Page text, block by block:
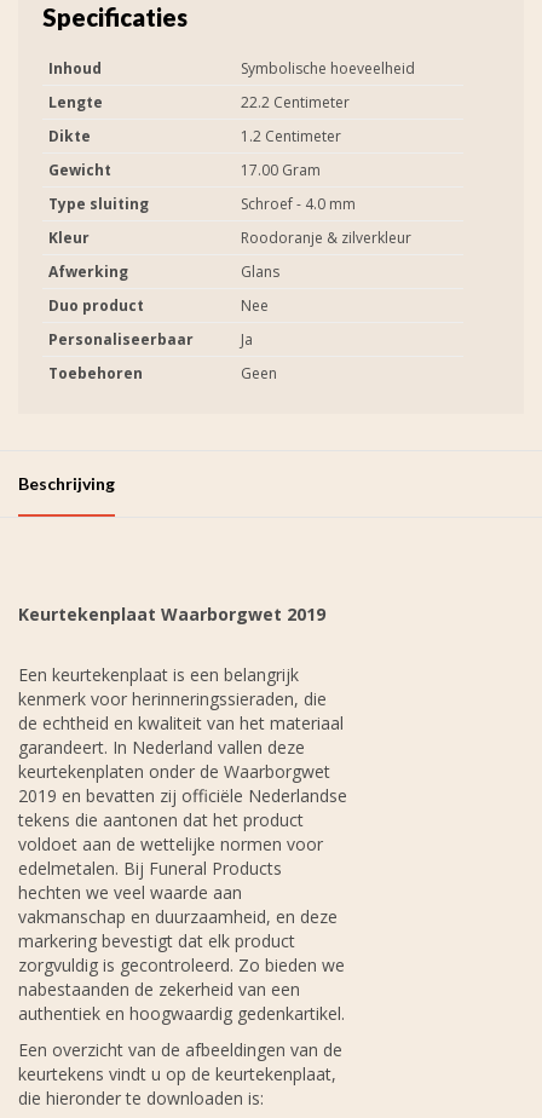
Specificaties
Inhoud
Symbolische hoeveelheid
Lengte
22.2 Centimeter
Dikte
1.2 Centimeter
Gewicht
17.00 Gram
Type sluiting
Schroef - 4.0 mm
Kleur
Roodoranje & zilverkleur
Afwerking
Glans
Duo product
Nee
Personaliseerbaar
Ja
Toebehoren
Geen
Beschrijving
Keurtekenplaat Waarborgwet 2019
Een keurtekenplaat is een belangrijk
kenmerk voor herinneringssieraden, die
de echtheid en kwaliteit van het materiaal
garandeert. In Nederland vallen deze
keurtekenplaten onder de Waarborgwet
2019 en bevatten zij officiële Nederlandse
tekens die aantonen dat het product
voldoet aan de wettelijke normen voor
edelmetalen. Bij Funeral Products
hechten we veel waarde aan
vakmanschap en duurzaamheid, en deze
markering bevestigt dat elk product
zorgvuldig is gecontroleerd. Zo bieden we
nabestaanden de zekerheid van een
authentiek en hoogwaardig gedenkartikel.
Een overzicht van de afbeeldingen van de
keurtekens vindt u op de keurtekenplaat,
die hieronder te downloaden is: